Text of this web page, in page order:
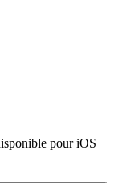
pour iOS